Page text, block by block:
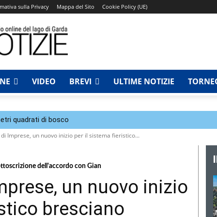
sulla Privacy Mappa del Sito Cookie Policy (UE)
VIDEO BREVI ULTIME NOTIZIE
quadrati di bosco
Imprese, un nuovo inizio per il sistema fieristico...
dell'accordo con Gian
un nuovo inizio
bresciano